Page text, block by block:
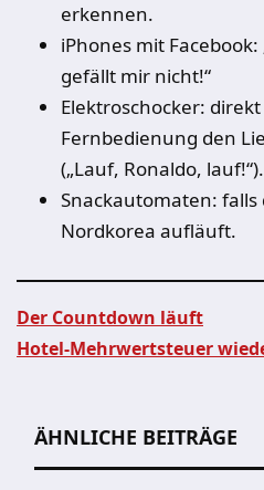
erkennen.
iPhones mit
gefällt mir nicht!“
Elektroschocker:
Fernbedienung den
(„Lauf, Ronaldo, lauf!“).
Snackautomaten:
Nordkorea aufläuft.
Der Countdown läuft
Hotel-Mehrwertsteuer
ÄHNLICHE BEITRÄGE